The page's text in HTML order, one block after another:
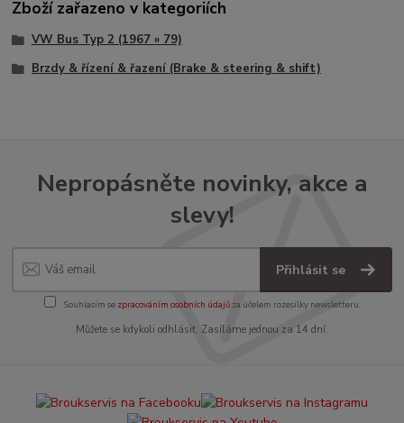
Zboží zařazeno v kategoriích
VW Bus Typ 2 (1967 » 79)
Brzdy & řízení & řazení (Brake & steering & shift)
Nepropásněte novinky, akce a
slevy!
Přihlásit se
Souhlasím se zpracováním osobních údajůza účelem rozesílky newsletteru.
Můžete se kdykoli odhlásit. Zasíláme jednou za 14 dní.